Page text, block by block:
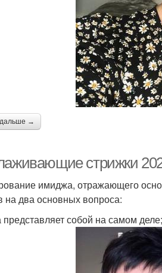
дальше →
стрижки
имиджа, отражающего
на два основных вопроса:
представляет собой на самом